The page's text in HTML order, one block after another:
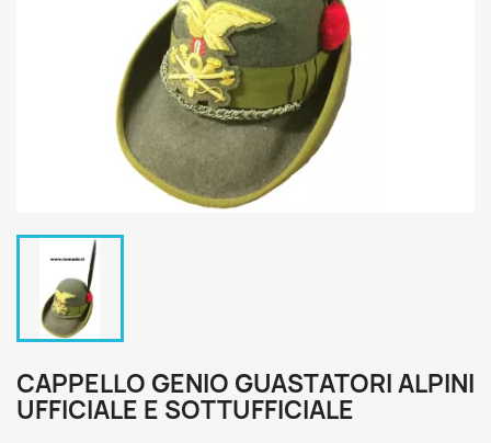
CAPPELLO GENIO GUASTATORI ALPINI
UFFICIALE E SOTTUFFICIALE